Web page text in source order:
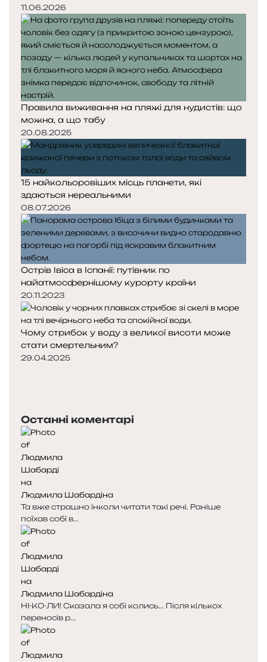
11.06.2026
Правила виживання на пляжі для нудистів: що
можна, а що табу
20.08.2025
15 найкольоровіших місць планети, які
здаються нереальними
08.07.2026
Острів Івіса в Іспанії: путівник по
найатмосфернішому курорту країни
20.11.2023
Чому стрибок у воду з великої висоти може
стати смертельним?
29.04.2025
Останні коментарі
Людмила Шабардіна
Та вже страшно інколи читати такі речі. Раніше
поїхав собі в...
Людмила Шабардіна
НІ-КО-ЛИ! Сказала я собі колись... Після кількох
переносів р...